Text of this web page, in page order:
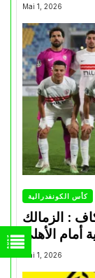
Mai 1, 2026
كأس الكونفدرالية
: الزمالك
Mai 1, 2026